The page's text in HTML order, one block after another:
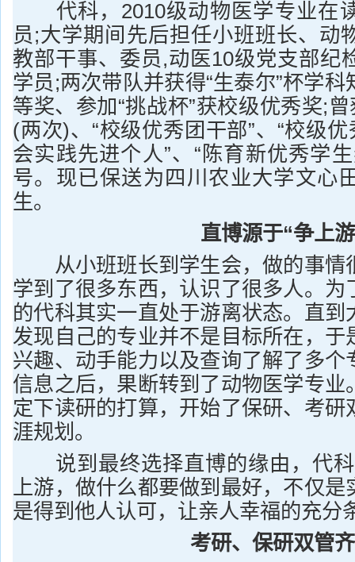
代科，2010级动物医学专业在
员;大学期间先后担任小班班长、动
教部干事、委员,动医10级党支部纪
学员;两次带队并获得“生泰尔”杯学
等奖、参加“挑战杯”获校级优秀奖;曾
(两次)、“校级优秀团干部”、“校级优
会实践先进个人”、“陈育新优秀学
号。现已保送为四川农业大学文心
生。
直博源于“争上
从小班班长到学生会，做的事情
学到了很多东西，认识了很多人。为
的代科其实一直处于游离状态。直到
发现自己的专业并不是目标所在，于
兴趣、动手能力以及查询了解了多个
信息之后，果断转到了动物医学专业
定下读研的打算，开始了保研、考研
涯规划。
说到最终选择直博的缘由，代科
上游，做什么都要做到最好，不仅是
是得到他人认可，让亲人幸福的充分
考研、保研双管